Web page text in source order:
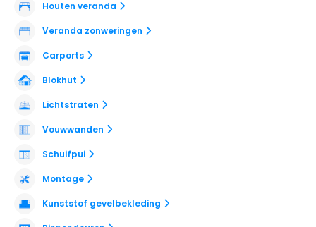
Houten veranda
Veranda zonweringen
Carports
Blokhut
Lichtstraten
Vouwwanden
Schuifpui
Montage
Kunststof gevelbekleding